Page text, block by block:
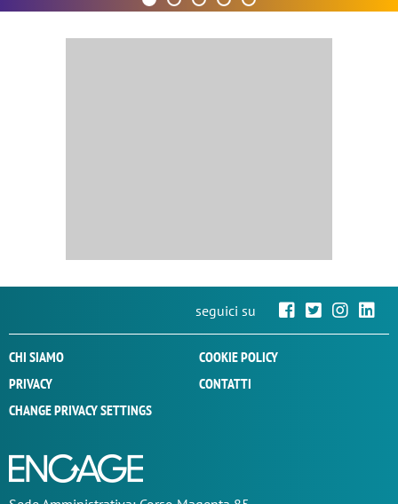
seguici su
CHI SIAMO
COOKIE POLICY
PRIVACY
CONTATTI
CHANGE PRIVACY SETTINGS